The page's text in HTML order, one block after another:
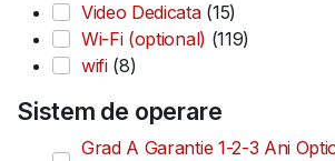
Video Dedicata (15)
Wi-Fi (optional) (119)
wifi (8)
Sistem de operare
Grad A Garantie 1-2-3 Ani